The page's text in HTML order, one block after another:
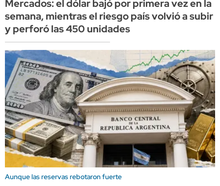
Mercados: el dólar bajó por primera vez en la
semana, mientras el riesgo país volvió a subir
y perforó las 450 unidades
Aunque las reservas rebotaron fuerte